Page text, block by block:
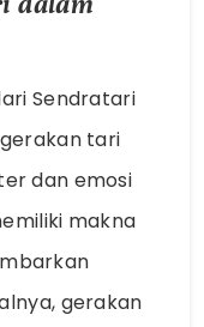
Sendratari
tari
dan emosi
makna
gerakan